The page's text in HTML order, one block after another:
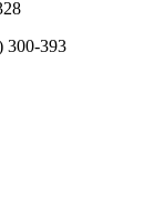
300-393